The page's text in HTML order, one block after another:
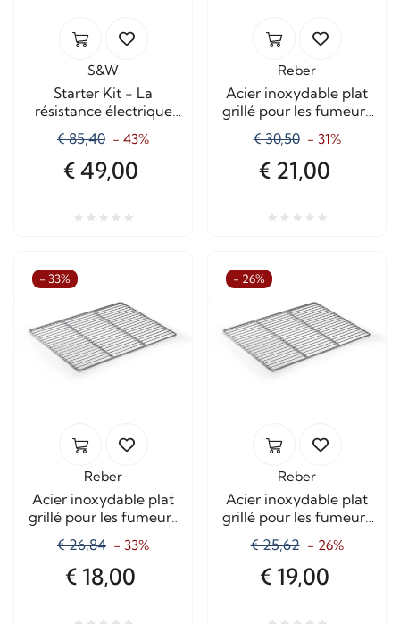
S&W
Starter Kit - La
résistance électrique
€ 85,40 - 43%
€ 49,00
Reber
Acier inoxydable plat
grillé pour les fumeurs
€ 30,50 - 31%
€ 21,00
- 33%
Reber
Acier inoxydable plat
grillé pour les fumeurs
10041N
€ 26,84 - 33%
€ 18,00
- 26%
Reber
Acier inoxydable plat
grillé pour les fumeurs
10043N
€ 25,62 - 26%
€ 19,00